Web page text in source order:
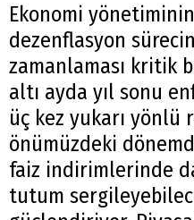
Ekonomi
dezenflasyon
zamanlaması kritik
altı ayda yıl sonu
üç kez yukarı yönlü
önümüzdeki
faiz indirimlerinde
tutum